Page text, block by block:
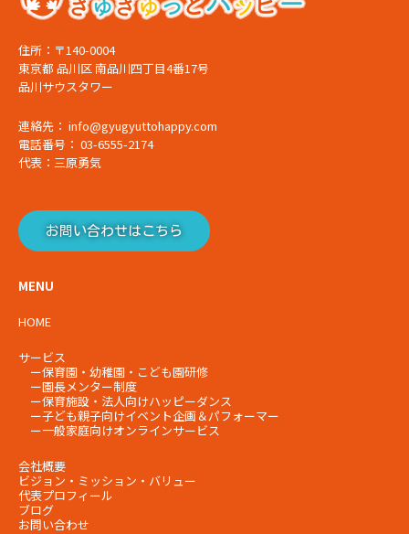
住所：〒140-0004
東京都 品川区 南品川四丁目4番17号
品川サウスタワー
連絡先： info@gyugyuttohappy.com
電話番号： 03-6555-2174
代表：三原勇気
お問い合わせはこちら
MENU
HOME
サービス
ー保育園・幼稚園・こども園研修
ー園長メンター制度
ー保育施設・法人向けハッピーダンス
ー子ども親子向けイベント企画＆パフォーマー
ー一般家庭向けオンラインサービス
会社概要
ビジョン・ミッション・ バリュー
代表プロフィール
ブログ
お問い合わせ